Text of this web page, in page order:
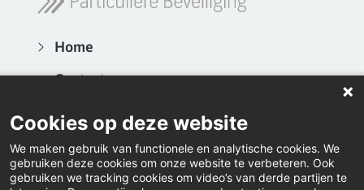
Home
Contact
Actueel
Video's
Inloggen
Cookies op deze website
We maken gebruik van functionele en analytische cookies. We
gebruiken deze cookies om onze website te verbeteren. Ook
gebruiken we tracking cookies om video’s van derde partijen te